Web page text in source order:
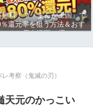
無料！？『まんが王国』で
還元率を狙う方法＆おす
すめ長寿漫画10選
レ考察（鬼滅の刃）
天元のかっこい